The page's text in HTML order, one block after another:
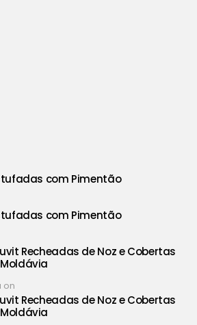
com Pimentão
com Pimentão
Recheadas de Noz e Cobertas
on
Recheadas de Noz e Cobertas